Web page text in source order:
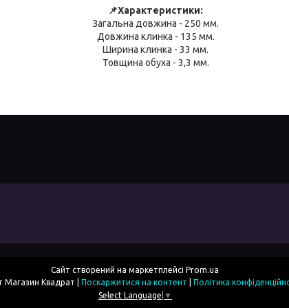
📌Характеристики:
Загальна довжина - 250 мм.
Довжина клинка - 135 мм.
Ширина клинка - 33 мм.
Товщина обуха - 3,3 мм.
Сайт створений на маркетплейсі Prom.ua
Поскаржитися на контент
Політика
Select Language ▼